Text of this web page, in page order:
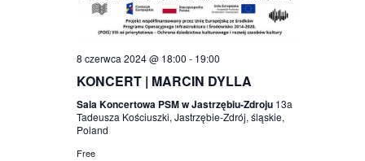
8 czerwca 2024 @ 18:00 - 19:00
KONCERT | MARCIN DYLLA
Sala Koncertowa PSM w Jastrzębiu-Zdroju 13a
Tadeusza Kościuszki, Jastrzębie-Zdrój, śląskie,
Poland
Free